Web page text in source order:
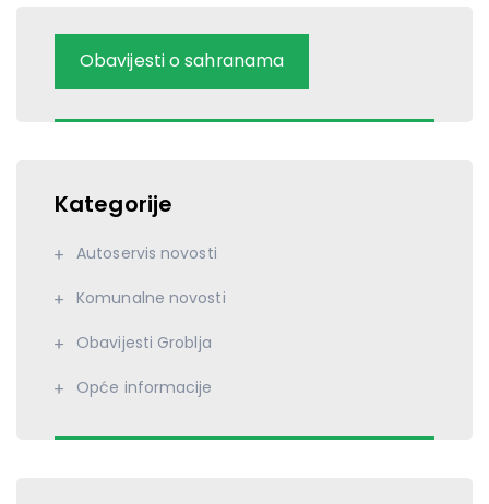
Obavijesti o sahranama
Kategorije
Autoservis novosti
Komunalne novosti
Obavijesti Groblja
Opće informacije